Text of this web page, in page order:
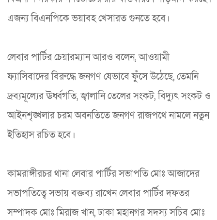
এজন্য বিএনপিকে ভয়াবহ খেসারত গুনতে হবে।
লেবার পার্টির চেয়ারম্যান আরও বলেন, আওয়ামী
ফ্যাসিবাদের বিরুদ্ধে জনগণ যেভাবে ফুঁসে উঠেছে, তেমনি
দ্রব্যমূল্যের ঊর্ধ্বগতি, জ্বালানি তেলের সংকট, বিদ্যুৎ সংকট ও
আইনশৃঙ্খলার চরম অবনতিতে জনগণ রাজপথে নামলে নতুন
ইতিহাস রচিত হবে।
কামরাঙ্গীরচর থানা লেবার পার্টির সভাপতি মোঃ আজাদের
সভাপতিত্বে সভায় বক্তব্য রাখেন লেবার পার্টির দফতর
সম্পাদক মোঃ মিরাজ খান, ঢাকা মহানগর সদস্য সচিব মোঃ